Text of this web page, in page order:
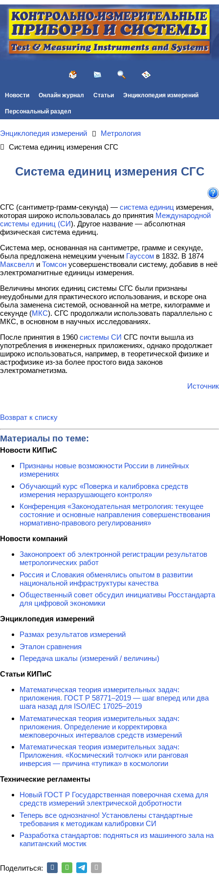
Новости Онлайн журнал Статьи Энциклопедия измерений
Персональный раздел
Энциклопедия измерений
Метрология
Система единиц измерения СГС
Система единиц измерения СГС
СГС (сантиметр-грамм-секунда) — система единиц измерения,
которая широко использовалась до принятия Международной
системы единиц (СИ). Другое название — абсолютная
физическая система единиц.
Система мер, основанная на сантиметре, грамме и секунде,
была предложена немецким ученым Гауссом в 1832. В 1874
Максвелл и Томсон усовершенствовали систему, добавив в неё
электромагнитные единицы измерения.
Величины многих единиц системы СГС были признаны
неудобными для практического использования, и вскоре она
была заменена системой, основанной на метре, килограмме и
секунде (МКС). СГС продолжали использовать параллельно с
МКС, в основном в научных исследованиях.
После принятия в 1960 системы СИ СГС почти вышла из
употребления в инженерных приложениях, однако продолжает
широко использоваться, например, в теоретической физике и
астрофизике из-за более простого вида законов
электромагнетизма.
Источник
Возврат к списку
Материалы по теме:
Новости КИПиС
Признаны новые возможности России в линейных
измерениях
Обучающий курс «Поверка и калибровка средств
измерения неразрушающего контроля»
Конференция «Законодательная метрология: текущее
состояние и основные направления совершенствования
нормативно-правового регулирования»
Новости компаний
Законопроект об электронной регистрации результатов
метрологических работ
Россия и Словакия обменялись опытом в развитии
национальной инфраструктуры качества
Общественный совет обсудил инициативы Росстандарта
для цифровой экономики
Энциклопедия измерений
Размах результатов измерений
Эталон сравнения
Передача шкалы (измерений / величины)
Статьи КИПиС
Математическая теория измерительных задач:
приложения. ГОСТ Р 58771–2019 — шаг вперед или два
шага назад для ISO/IEC 17025–2019
Математическая теория измерительных задач:
приложения. Определение и корректировка
межповерочных интервалов средств измерений
Математическая теория измерительных задач:
Приложения. «Космический толчок» или ранговая
инверсия — причина «тупика» в космологии
Технические регламенты
Новый ГОСТ Р Государственная поверочная схема для
средств измерений электрической добротности
Теперь все однозначно! Установлены стандартные
требования к методикам калибровки СИ
Разработка стандартов: подняться из машинного зала на
капитанский мостик
Поделиться: